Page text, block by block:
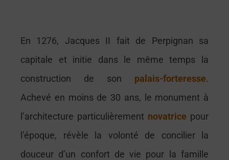
En 1276, Jacques II fait de Perpignan sa
capitale et initie dans le même temps la
construction de son palais-forteresse.
Achevé en moins de 30 ans, le monument à
l’architecture particulièrement novatrice pour
l’époque, révèle la volonté de concilier la
douceur d’un confort de vie pour la famille